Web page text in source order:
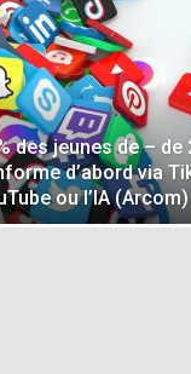
des jeunes de – de
d’abord via
ou l’IA (Arcom)